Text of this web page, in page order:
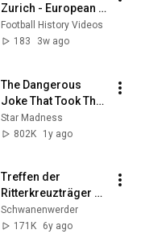
Zurich - European
Cup - First Round
1ST Leg
Football History Videos
183
3w ago
The Dangerous
Joke That Took The
'Smothers Brothers
Comedy Hour' Off
Star Madness
802K
1y ago
Treffen der
Ritterkreuzträger
2004 Hameln
Schwanenwerder
171K
6y ago